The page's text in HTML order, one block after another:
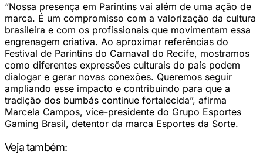
“Nossa presença em Parintins vai além de uma ação de
marca. É um compromisso com a valorização da cultura
brasileira e com os profissionais que movimentam essa
engrenagem criativa. Ao aproximar referências do
Festival de Parintins do Carnaval do Recife, mostramos
como diferentes expressões culturais do país podem
dialogar e gerar novas conexões. Queremos seguir
ampliando esse impacto e contribuindo para que a
tradição dos bumbás continue fortalecida”, afirma
Marcela Campos, vice-presidente do Grupo Esportes
Gaming Brasil, detentor da marca Esportes da Sorte.
Veja também: